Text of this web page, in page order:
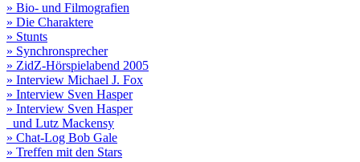
» Bio- und Filmografien
» Die Charaktere
» Stunts
» Synchronsprecher
» ZidZ-Hörspielabend 2005
» Interview Michael J. Fox
» Interview Sven Hasper
» Interview Sven Hasper
und Lutz Mackensy
» Chat-Log Bob Gale
» Treffen mit den Stars